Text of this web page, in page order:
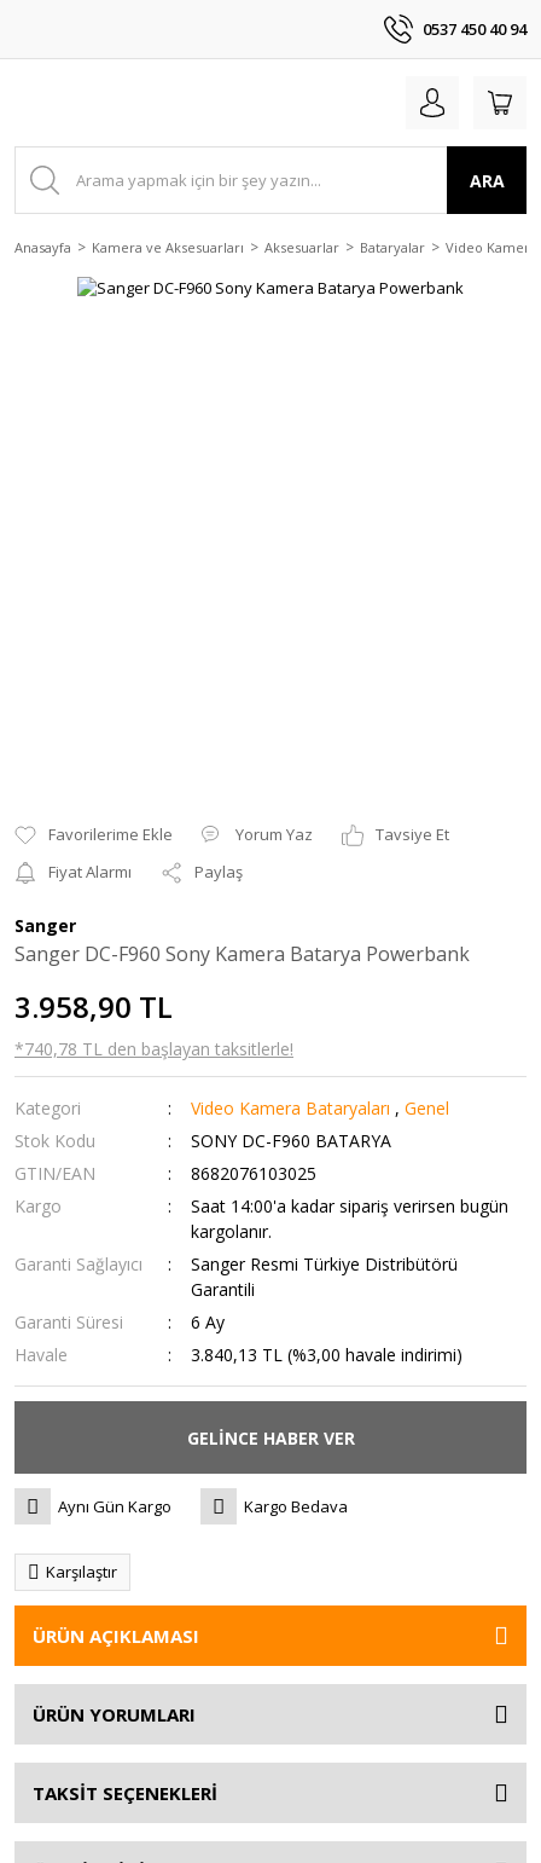
0537 450 40 94
ARA
Anasayfa Kamera ve Aksesuarları Aksesuarlar Bataryalar Video Kamera
Yorum Yaz
Tavsiye Et
Fiyat Alarmı
Paylaş
Sanger
Sanger DC-F960 Sony Kamera Batarya Powerbank
3.958,90 TL
*740,78 TL den başlayan taksitlerle!
Kategori Video Kamera Bataryaları ,Genel
Stok Kodu
SONY DC-F960 BATARYA
GTIN/EAN
8682076103025
Kargo
Saat 14:00'a kadar sipariş verirsen bugün
kargolanır.
Garanti Sağlayıcı
Sanger Resmi Türkiye Distribütörü
Garantili
Garanti Süresi
6 Ay
Havale
3.840,13 TL (%3,00 havale indirimi)
GELİNCE HABER VER
Aynı Gün Kargo Kargo Bedava
Karşılaştır
ÜRÜN AÇIKLAMASI
ÜRÜN YORUMLARI
TAKSİT SEÇENEKLERİ